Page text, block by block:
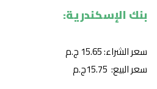
بنك الإسكندرية:
سعر الشراء: 15.65 ج.م
سعر البيع: 15.75ج.م